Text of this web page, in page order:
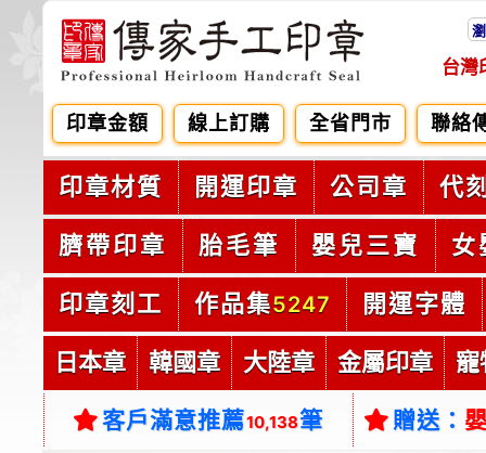
台灣
印章金額 線上訂購 全省門市 聯絡
印章材質 開運印章 公司章 代
臍帶印章 胎毛筆 嬰兒三寶 女
印章刻工 作品集5247 開運字體
日本章 韓國章 大陸章 金屬印章 寵
客戶滿意推薦10,138筆 贈送：